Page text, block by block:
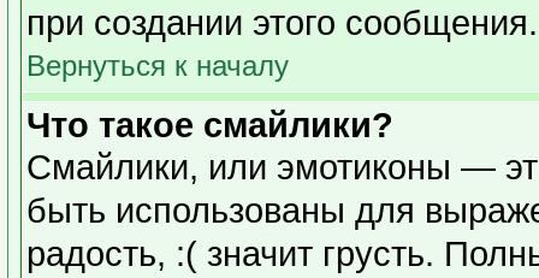
при создании этого сообщения.
Вернуться к началу
Что такое смайлики?
Смайлики, или эмотиконы —
быть использованы для
радость, :( значит грусть.